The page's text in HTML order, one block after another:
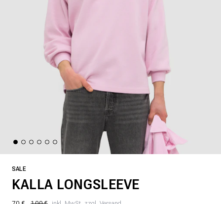
SALE
KALLA LONGSLEEVE